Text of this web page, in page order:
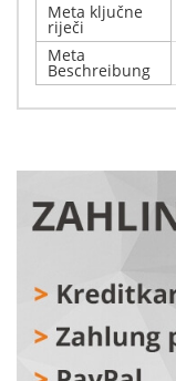
Meta ključne
riječi
Meta
Beschreibung
Nur registrierte
abgeben. Bitte
Powerbar